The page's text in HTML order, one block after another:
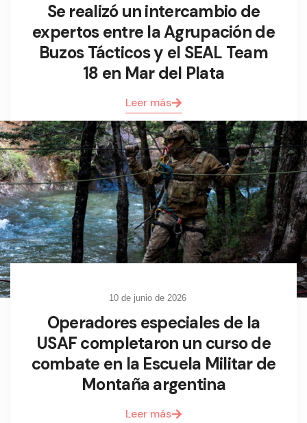
Se realizó un intercambio de
expertos entre la Agrupación de
Buzos Tácticos y el SEAL Team
18 en Mar del Plata
Leer más
10 de junio de 2026
Operadores especiales de la
USAF completaron un curso de
combate en la Escuela Militar de
Montaña argentina
Leer más